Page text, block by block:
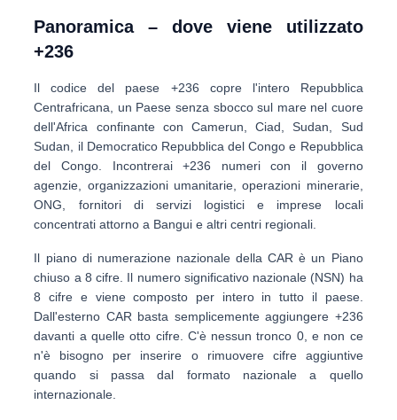
Panoramica – dove viene utilizzato
+236
Il codice del paese +236 copre l'intero Repubblica
Centrafricana , un Paese senza sbocco sul mare nel cuore
dell'Africa confinante con Camerun, Ciad, Sudan, Sud
Sudan, il Democratico Repubblica del Congo e Repubblica
del Congo. Incontrerai +236 numeri con il governo
agenzie, organizzazioni umanitarie, operazioni minerarie,
ONG, fornitori di servizi logistici e imprese locali
concentrati attorno a Bangui e altri centri regionali.
Il piano di numerazione nazionale della CAR è un Piano
chiuso a 8 cifre . Il numero significativo nazionale (NSN) ha
8 cifre e viene composto per intero in tutto il paese.
Dall'esterno CAR basta semplicemente aggiungere +236
davanti a quelle otto cifre. C'è nessun tronco 0, e non ce
n'è bisogno per inserire o rimuovere cifre aggiuntive
quando si passa dal formato nazionale a quello
internazionale.